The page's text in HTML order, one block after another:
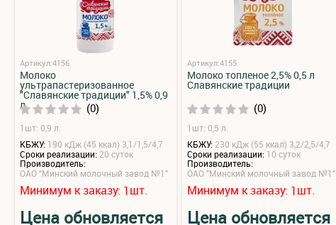
Артикул:4156
Молоко
ультрапастеризованное
"Славянские традиции" 1,5% 0,9
л (0)
1шт: 0,9 л.
КБЖУ: 190 кДж (45 ккал) 3,1/1,5/4,7
Сроки реализации: 20 суток
Производитель:
ОАО "Минский молочный завод №1"
Минимум к заказу: 1шт.
Цена обновляется
Артикул:4155
Молоко топленое 2,5% 0,5 л
Славянские традиции
(0)
1шт: 0,5 л.
КБЖУ: 230 кДж (55 ккал) 3,2/2,5/4,7
Сроки реализации: 10 суток
Производитель:
ОАО "Минский молочный завод №1"
Минимум к заказу: 1шт.
Цена обновляется